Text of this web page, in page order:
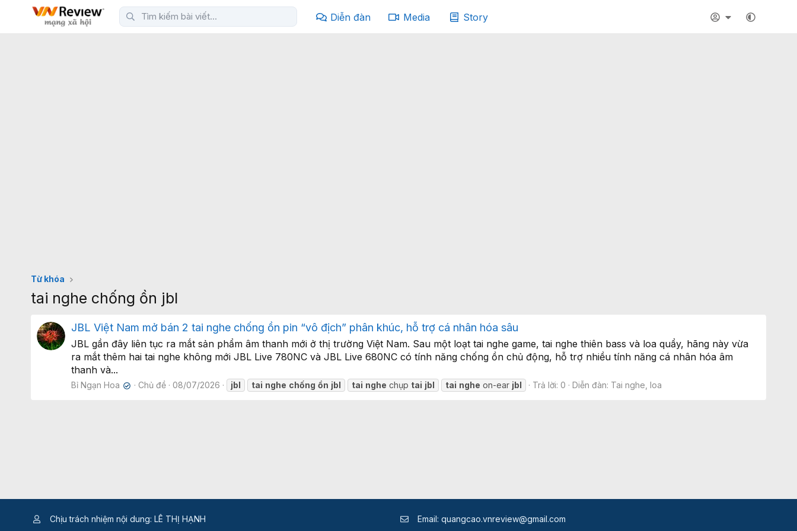
Diễn đàn Media Story
Từ khóa
tai nghe chống ồn jbl
JBL Việt Nam mở bán 2 tai nghe chống ồn pin “vô địch” phân khúc, hỗ trợ cá nhân hóa sâu
JBL gần đây liên tục ra mắt sản phẩm âm thanh mới ở thị trường Việt Nam. Sau một loạt tai nghe game, tai nghe thiên bass và loa quẩy, hãng này vừa
ra mắt thêm hai tai nghe không mới JBL Live 780NC và JBL Live 680NC có tính năng chống ồn chủ động, hỗ trợ nhiều tính năng cá nhân hóa âm
thanh và...
Bỉ Ngạn Hoa ✔ Chủ đề 08/07/2026 jbl tai nghe chống ồn jbl tai nghe chụp tai jbl tai nghe on-ear jbl Trả lời: 0 Diễn đàn: Tai nghe, loa
Chịu trách nhiệm nội dung: LÊ THỊ HẠNH Email: quangcao.vnreview@gmail.com